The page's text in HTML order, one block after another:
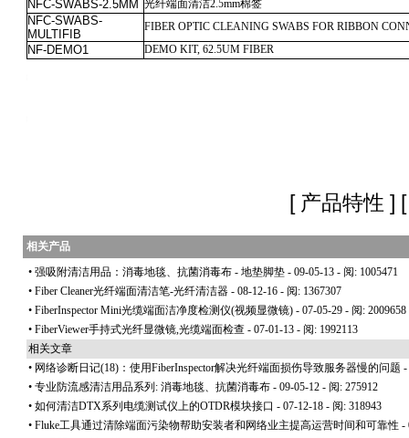
NFC-SWABS-2.5MM 光纤端面清洁2.5mm棉签
NFC-SWABS-
MULTIFIB
FIBER OPTIC CLEANING SWABS FOR RIBBON
NF-DEMO1 DEMO KIT, 62.5UM FIBER
[ 产品特性 ]
相关产品
• 强吸附清洁用品：消毒地毯、抗菌消毒布 - 地垫脚垫 - 09-05-13 - 阅: 1005471
• Fiber Cleaner光纤端面清洁笔-光纤清洁器 - 08-12-16 - 阅: 1367307
• FiberInspector Mini光缆端面洁净度检测仪(视频显微镜) - 07-05-29 - 阅: 2009658
• FiberViewer手持式光纤显微镜,光缆端面检查 - 07-01-13 - 阅: 1992113
相关文章
• 网络诊断日记(18)：使用FiberInspector解决光纤端面损伤导致服务器慢的问题 -
• 专业防流感清洁用品系列: 消毒地毯、抗菌消毒布 - 09-05-12 - 阅: 275912
• 如何清洁DTX系列电缆测试仪上的OTDR模块接口 - 07-12-18 - 阅: 318943
• Fluke工具通过清除端面污染物帮助安装者和网络业主提高运营时间和可靠性 -